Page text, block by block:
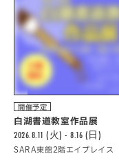
開催予定
白湖書道教室作品展
2026.8.11 (火) - 8.16 (日)
SARA東館2階エイプレイス